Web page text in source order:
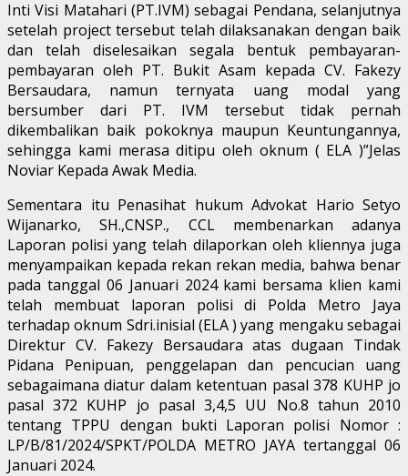
Inti Visi Matahari (PT.IVM) sebagai Pendana, selanjutnya
setelah project tersebut telah dilaksanakan dengan baik
dan telah diselesaikan segala bentuk pembayaran-
pembayaran oleh PT. Bukit Asam kepada CV. Fakezy
Bersaudara, namun ternyata uang modal yang
bersumber dari PT. IVM tersebut tidak pernah
dikembalikan baik pokoknya maupun Keuntungannya,
sehingga kami merasa ditipu oleh oknum ( ELA )”Jelas
Noviar Kepada Awak Media.
Sementara itu Penasihat hukum Advokat Hario Setyo
Wijanarko, SH.,CNSP., CCL membenarkan adanya
Laporan polisi yang telah dilaporkan oleh kliennya juga
menyampaikan kepada rekan rekan media, bahwa benar
pada tanggal 06 Januari 2024 kami bersama klien kami
telah membuat laporan polisi di Polda Metro Jaya
terhadap oknum Sdri.inisial (ELA ) yang mengaku sebagai
Direktur CV. Fakezy Bersaudara atas dugaan Tindak
Pidana Penipuan, penggelapan dan pencucian uang
sebagaimana diatur dalam ketentuan pasal 378 KUHP jo
pasal 372 KUHP jo pasal 3,4,5 UU No.8 tahun 2010
tentang TPPU dengan bukti Laporan polisi Nomor :
LP/B/81/2024/SPKT/POLDA METRO JAYA tertanggal 06
Januari 2024.